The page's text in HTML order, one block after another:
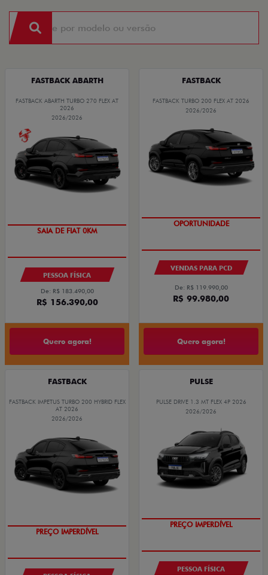
FASTBACK ABARTH
FASTBACK ABARTH TURBO 270 FLEX AT
2026
2026/2026
PREÇO IMPERDÍVEL
PESSOA FÍSICA
De: R$ 183.490,00
R$ 156.390,00
Quero agora!
FASTBACK
FASTBACK TURBO 200 FLEX AT 2026
2026/2026
OPORTUNIDADE
VENDAS PARA PCD
De: R$ 119.990,00
R$ 99.980,00
Quero agora!
FASTBACK
FASTBACK IMPETUS TURBO 200 HYBRID FLEX
AT 2026
2026/2026
OPORTUNIDADE
PULSE
PULSE DRIVE 1.3 MT FLEX 4P 2026
2026/2026
OPORTUNIDADE
PESSOA FÍSICA